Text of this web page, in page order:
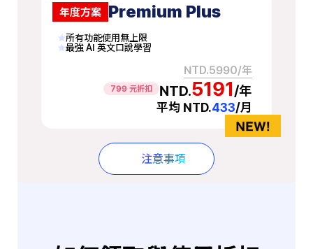
年度方案 Premium Plus
所有功能使用無上限
最強 AI 英文口說學習
NTD.5990/年
799 元折扣 NTD.5191/年
平均 NTD.433/月
注意事項